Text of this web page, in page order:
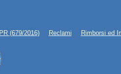
(679/2016) Reclami Rimborsi ed